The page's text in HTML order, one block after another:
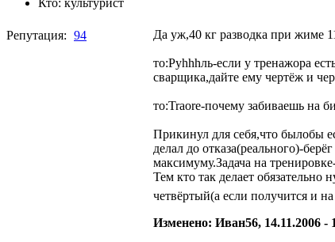
Кто: культурист
Репутация: 94 Да уж,40 кг разводка при жиме
то:Руhhhль-если у тренажора
сварщика,дайте ему чертёж и
то:Traore-почему забиваешь на
Прикинул для себя,что былобы
делал до отказа(реального)-
максимуму.Задача на
Тем кто так делает
четвёртый(а если получится и
Изменено: Иван56, 14.11.2006 -